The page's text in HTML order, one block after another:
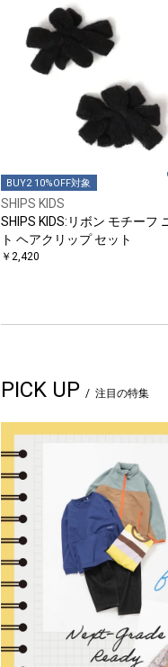
BUY2 10%OFF対象
SHIPS KIDS
SHIPS KIDS:リボン モチーフ
ト ヘアクリップ セット
￥2,420
PICK UP 注目の特集